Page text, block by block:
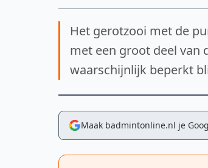
Het gerotzooi met de
met een groot deel van
waarschijnlijk beperkt
Maak badmintonline.nl je